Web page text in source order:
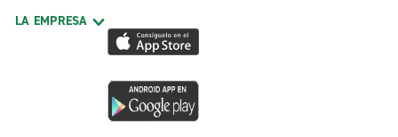
LA EMPRESA